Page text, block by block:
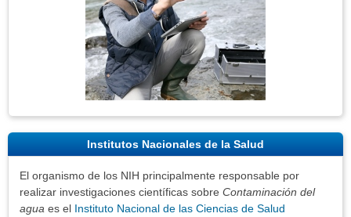
Institutos Nacionales de la Salud
El organismo de los NIH principalmente responsable por
realizar investigaciones científicas sobre Contaminación del
agua es el Instituto Nacional de las Ciencias de Salud